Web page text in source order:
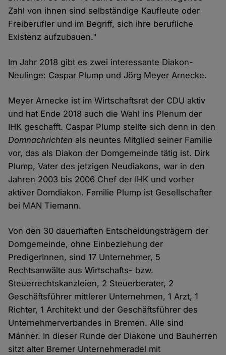
Zahl von ihnen sind selbständige Kaufleute oder
Freiberufler und im Begriff, sich ihre berufliche
Existenz aufzubauen."
Im Jahr 2018 gibt es zwei interessante Diakon-
Neulinge: Caspar Plump und Jörg Meyer Arnecke.
Meyer Arnecke ist im Wirtschaftsrat der CDU aktiv
und hat Ende 2018 auch die Wahl ins Plenum der
IHK geschafft. Caspar Plump stellte sich denn in den
Domnachrichten als neuntes Mitglied seiner Familie
vor, das als Diakon der Domgemeinde tätig ist. Dirk
Plump, Vater des jetzigen Neudiakons, war in den
Jahren 2003 bis 2006 Chef der IHK und vorher
aktiver Domdiakon. Familie Plump ist Gesellschafter
bei MAN Tiemann.
Von den 30 dauerhaften Entscheidungsträgern der
Domgemeinde, ohne Einbeziehung der
PredigerInnen, sind 17 Unternehmer, 5
Rechtsanwälte aus Wirtschafts- bzw.
Steuerrechtskanzleien, 2 Steuerberater, 2
Geschäftsführer mittlerer Unternehmen, 1 Arzt, 1
Richter, 1 Architekt und der Geschäftsführer des
Unternehmerverbandes in Bremen. Alle sind
Männer. In dieser Runde der Diakone und Bauherren
sitzt alter Bremer Unternehmeradel mit